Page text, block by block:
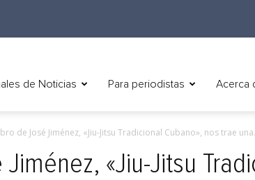
de Noticias Para periodistas Acerca
de José Jiménez, «Jiu-Jitsu Tradicional Cubano», nos trae
«Jiu-Jitsu